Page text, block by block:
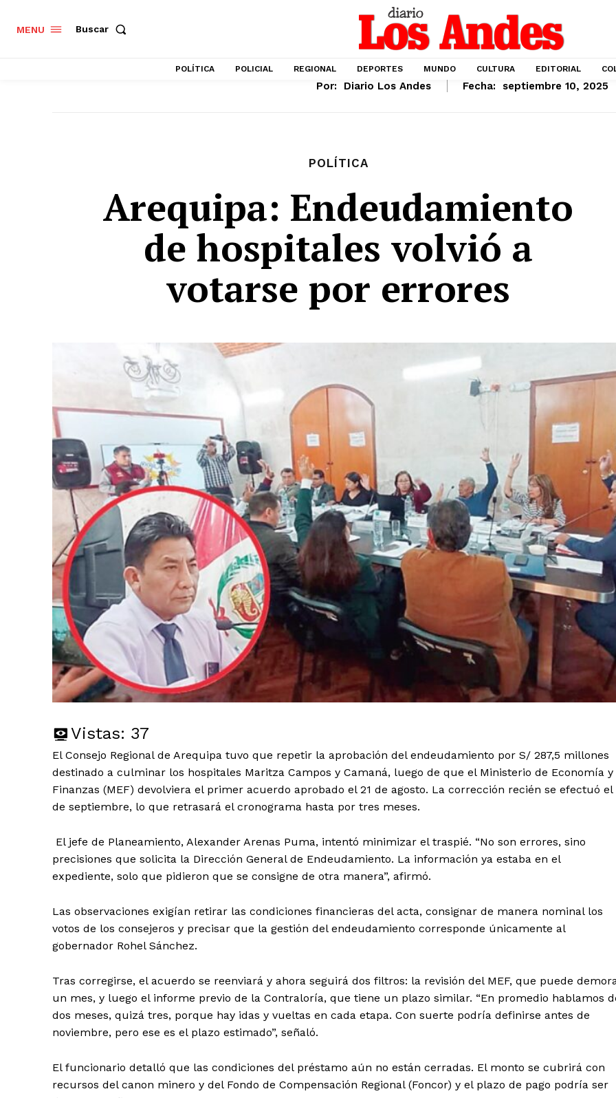
MENU Buscar
POLÍTICA POLICIAL REGIONAL DEPORTES MUNDO CULTURA EDITORIAL
Por: Diario Los Andes Fecha: septiembre 10, 2025
POLÍTICA
Arequipa: Endeudamiento
de hospitales volvió a
votarse por errores
Vistas: 37
El Consejo Regional de Arequipa tuvo que repetir la aprobación del endeudamiento por S/ 287,5 millones
destinado a culminar los hospitales Maritza Campos y Camaná, luego de que el Ministerio de Economía y
Finanzas (MEF) devolviera el primer acuerdo aprobado el 21 de agosto. La corrección recién se efectuó el
de septiembre, lo que retrasará el cronograma hasta por tres meses.
El jefe de Planeamiento, Alexander Arenas Puma, intentó minimizar el traspié. “No son errores, sino
precisiones que solicita la Dirección General de Endeudamiento. La información ya estaba en el
expediente, solo que pidieron que se consigne de otra manera”, afirmó.
Las observaciones exigían retirar las condiciones financieras del acta, consignar de manera nominal los
votos de los consejeros y precisar que la gestión del endeudamiento corresponde únicamente al
gobernador Rohel Sánchez.
Tras corregirse, el acuerdo se reenviará y ahora seguirá dos filtros: la revisión del MEF, que puede
un mes, y luego el informe previo de la Contraloría, que tiene un plazo similar. “En promedio hablamos
dos meses, quizá tres, porque hay idas y vueltas en cada etapa. Con suerte podría definirse antes de
noviembre, pero ese es el plazo estimado”, señaló.
El funcionario detalló que las condiciones del préstamo aún no están cerradas. El monto se cubrirá con
recursos del canon minero y del Fondo de Compensación Regional (Foncor) y el plazo de pago podría ser